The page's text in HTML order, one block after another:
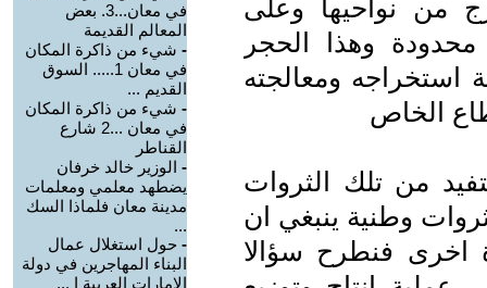
من نواحيها وعلى
وهذا الحجر
ومعالجته
الخاص
من تلك الثروات
وطنية ينبغي ان
اخرى فنطرح سؤالا
في معان...3. بعض
المعالم القديمة
- شيء من ذاكرة المكان
في معان 1..... السوق
القديم ...
- شيء من ذاكرة المكان
في معان ...2 شارع
القناطر
- الوزير خالد خرفان
يضطهد معلمي ومعلمات
مدينة معان فلماذا السك
...
- حول استغلال عمال
البناء المهاجرين في دولة
الإمارات العربية ا ...